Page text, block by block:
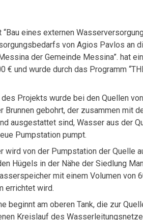
“Bau eines externen
von Agios Pavlos an
der Gemeinde Messina”. hat
€ und wurde durch das Programm
des Projekts wurde bei den Quellen
Brunnen gebohrt, der zusammen mit
ausgestattet sind, Wasser aus der
Pumpstation pumpt.
wird von der Pumpstation der Quelle
Hügels in der Nähe der Siedlung
mit einem Volumen von
errichtet wird.
beginnt am oberen Tank, die zur
Kreislauf des